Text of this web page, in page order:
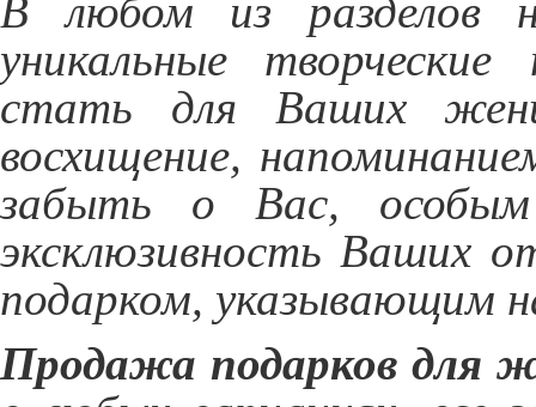
В любом из разделов
уникальные
стать для Ваших
восхищение,
забыть о Вас, особым
эксклюзивность Ваших
подарком, указывающим
Продажа подарков для